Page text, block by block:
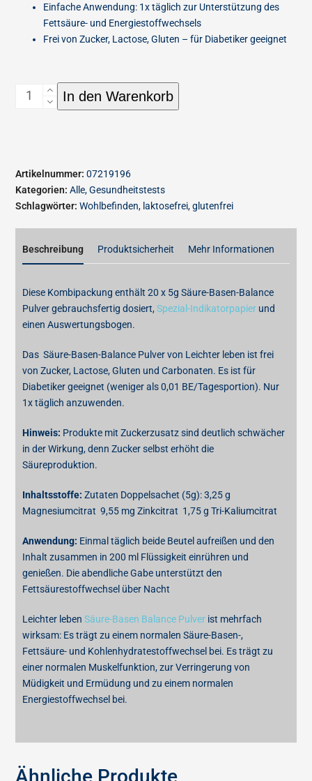
Einfache Anwendung: 1x täglich zur Unterstützung des
Fettsäure- und Energiestoffwechsels
Frei von Zucker, Lactose, Gluten – für Diabetiker geeignet
In den Warenkorb
Artikelnummer: 07219196
Kategorien: Alle,Gesundheitstests
Schlagwörter: Wohlbefinden, laktosefrei,glutenfrei
Beschreibung Produktsicherheit Mehr Informationen
Diese Kombipackung enthält 20 x 5g Säure-Basen-Balance
Pulver gebrauchsfertig dosiert,Spezial-Indikatorpapier und
einen Auswertungsbogen.
Das Säure-Basen-Balance Pulver von Leichter leben ist frei
von Zucker, Lactose, Gluten und Carbonaten. Es ist für
Diabetiker geeignet (weniger als 0,01 BE/Tagesportion). Nur
1x täglich anzuwenden.
Hinweis: Produkte mit Zuckerzusatz sind deutlich schwächer
in der Wirkung, denn Zucker selbst erhöht die
Säureproduktion.
Inhaltsstoffe: Zutaten Doppelsachet (5g): 3,25 g
Magnesiumcitrat 9,55 mg Zinkcitrat 1,75 g Tri-Kaliumcitrat
Anwendung: Einmal täglich beide Beutel aufreißen und den
Inhalt zusammen in 200 ml Flüssigkeit einrühren und
genießen. Die abendliche Gabe unterstützt den
Fettsäurestoffwechsel über Nacht
Leichter lebenSäure-Basen Balance Pulver ist mehrfach
wirksam: Es trägt zu einem normalen Säure-Basen-,
Fettsäure- und Kohlenhydratestoffwechsel bei. Es trägt zu
einer normalen Muskelfunktion, zur Verringerung von
Müdigkeit und Ermüdung und zu einem normalen
Energiestoffwechsel bei.